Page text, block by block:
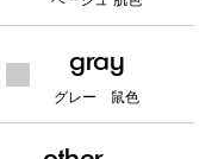
gray
グレー 鼠色